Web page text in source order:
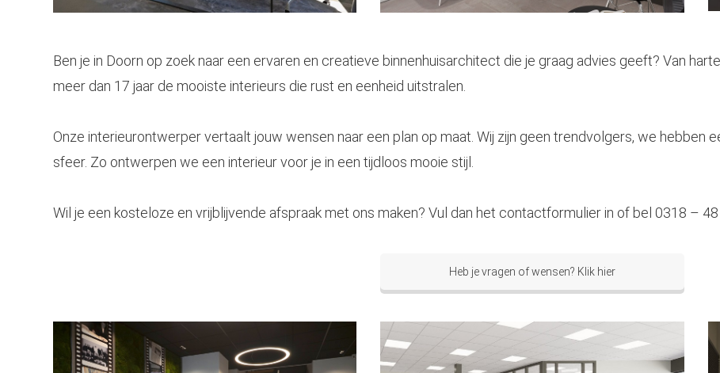
Ben je in Doorn op zoek naar een ervaren en creatieve binnenhuisarchitect die je graag advies geeft? Van
meer dan 17 jaar de mooiste interieurs die rust en eenheid uitstralen.
Onze interieurontwerpervertaalt jouw wensen naar een plan op maat. Wij zijn geen trendvolgers, we hebben
sfeer. Zo ontwerpen we een interieur voor je in een tijdloos mooie stijl.
Wil je een kosteloze en vrijblijvende afspraak met ons maken? Vul dan het contactformulier in of bel 0318 –
Heb je vragen of wensen? Klik hier